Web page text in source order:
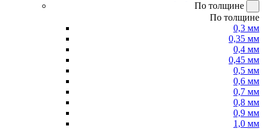
По толщине
По толщине
0,3 мм
0,35 мм
0,4 мм
0,45 мм
0,5 мм
0,6 мм
0,7 мм
0,8 мм
0,9 мм
1,0 мм